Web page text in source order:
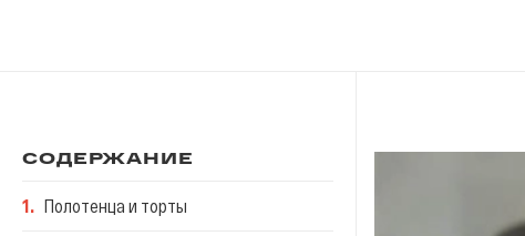
СОДЕРЖАНИЕ
1. Полотенца и торты